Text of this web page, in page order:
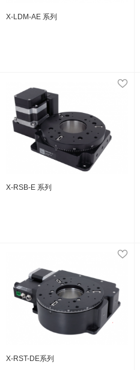
X-LDM-AE 系列
X-RSB-E 系列
X-RST-DE系列